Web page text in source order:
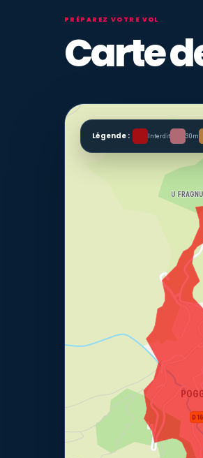
PRÉPAREZ VOTRE VOL
Carte
Légende : Interdit 30m